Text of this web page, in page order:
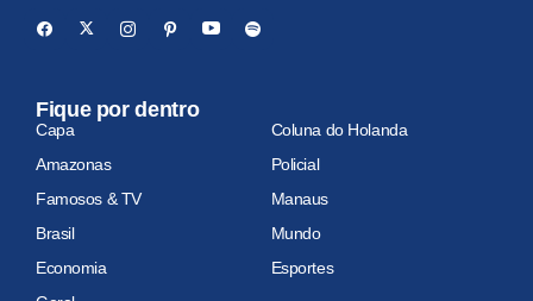
Fique por dentro
Capa
Coluna do Holanda
Amazonas
Policial
Famosos & TV
Manaus
Brasil
Mundo
Economia
Esportes